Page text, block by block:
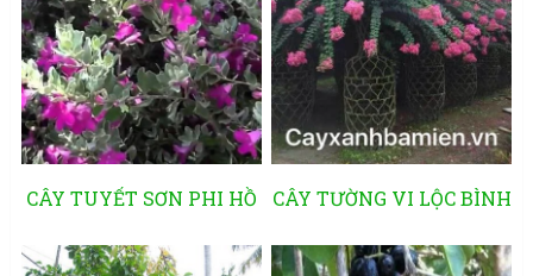
CÂY TUYẾT SƠN PHI HỒ CÂY TƯỜNG VI LỘC BÌNH